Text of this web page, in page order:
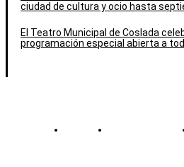
ciudad de cultura y ocio hasta
El Teatro Municipal de Coslada
programación especial abierta a
Contacto Política de